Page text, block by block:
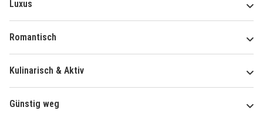
Luxus
Romantisch
Kulinarisch & Aktiv
Günstig weg